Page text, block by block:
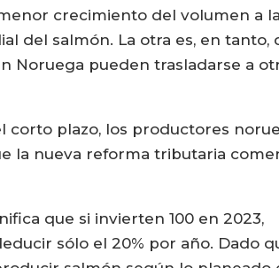
crecimiento del volumen a
del salmón. La otra es, en tanto,
Noruega pueden trasladarse a
corto plazo, los productores
la nueva reforma tributaria
que si invierten 100 en 2023,
sólo el 20% por año. Dado